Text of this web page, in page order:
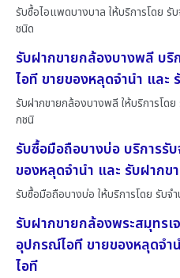
รับซื้อไอแพดบางบาล ให้บริการโดย รั
ชนิด
รับฝากขายกล้องบางพลี บ
ไอที ขายของหลุดจำนำ แล
รับฝากขายกล้องบางพลี ให้บริการโด
กชนิ
รับซื้อมือถือบางบ่อ บริการรั
ของหลุดจำนำ และ รับฝาก
รับซื้อมือถือบางบ่อ ให้บริการโดย รับจํ
รับฝากขายกล้องพระสมุทรเ
อุปกรณ์ไอที ขายของหลุดจ
ไอที